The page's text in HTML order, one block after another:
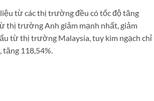
từ các thị trường đều có tốc độ tăng
thị trường Anh giảm mạnh nhất, giảm
từ thị trường Malaysia, tuy kim ngạch chỉ
118,54%.